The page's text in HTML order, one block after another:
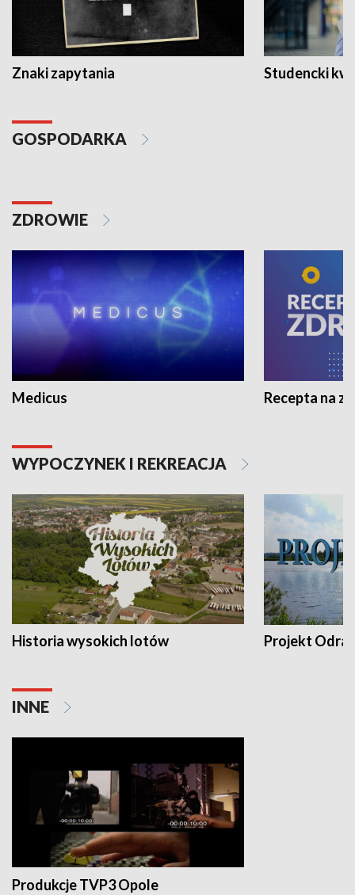
Znaki zapytania Studencki
GOSPODARKA
ZDROWIE
Medicus Recepta na
WYPOCZYNEK I REKREACJA
Historia wysokich lotów Projekt Odra
INNE
Produkcje TVP3 Opole